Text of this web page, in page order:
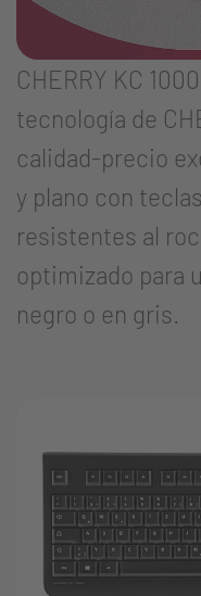
CHERRY KC
tecnología de
calidad-precio
y plano con
resistentes al
optimizado para
negro o en gris.